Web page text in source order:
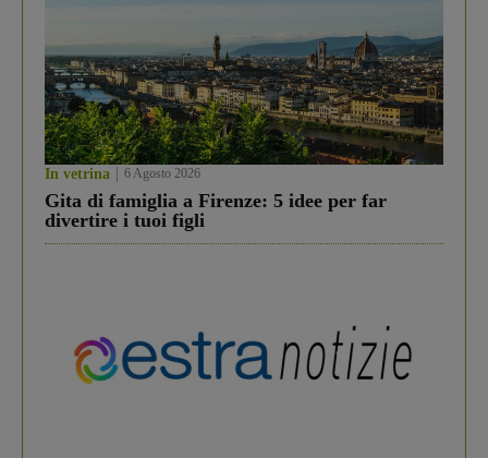
In vetrina 6 Agosto 2026
Gita di famiglia a Firenze: 5 idee per far
divertire i tuoi figli